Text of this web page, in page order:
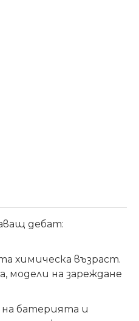
дебат:
химическа възраст.
модели на зареждане
батерията и